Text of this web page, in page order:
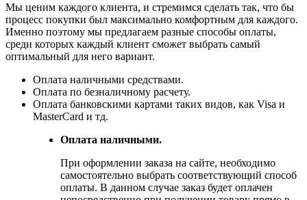
Мы ценим каждого клиента, и стремимся сделать так, что бы
процесс покупки был максимально комфортным для каждого.
Именно поэтому мы предлагаем разные способы оплаты,
среди которых каждый клиент сможет выбрать самый
оптимальный для него вариант.
Оплата наличными средствами.
Оплата по безналичному расчету.
Оплата банковскими картами таких видов, как Visa и
MasterCard и тд.
Оплата наличными.
При оформлении заказа на сайте, необходимо
самостоятельно выбрать соответствующий способ
оплаты. В данном случае заказ будет оплачен